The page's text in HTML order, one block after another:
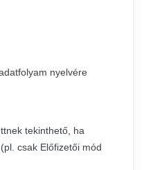
nyelvére
tekinthető, ha
csak Előfizetői mód